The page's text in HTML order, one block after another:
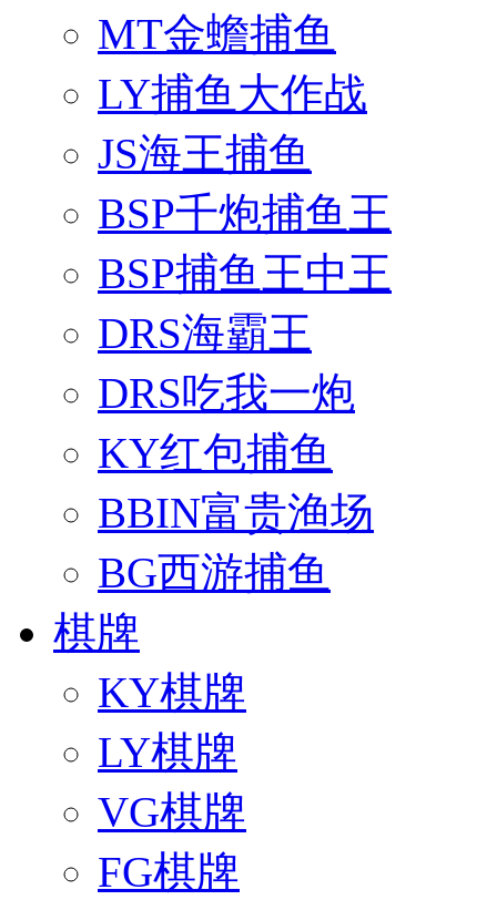
MT金蟾捕鱼
LY捕鱼大作战
JS海王捕鱼
BSP千炮捕鱼王
BSP捕鱼王中王
DRS海霸王
DRS吃我一炮
KY红包捕鱼
BBIN富贵渔场
BG西游捕鱼
棋牌
KY棋牌
LY棋牌
VG棋牌
FG棋牌